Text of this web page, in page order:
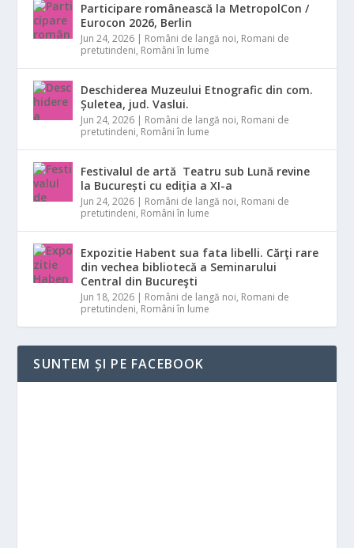
Participare românească la MetropolCon /
Eurocon 2026, Berlin
Jun 24, 2026 | Români de langă noi, Romani de
pretutindeni, Români în lume
Deschiderea Muzeului Etnografic din com.
Șuletea, jud. Vaslui.
Jun 24, 2026 | Români de langă noi, Romani de
pretutindeni, Români în lume
Festivalul de artă Teatru sub Lună revine
la București cu ediția a XI-a
Jun 24, 2026 | Români de langă noi, Romani de
pretutindeni, Români în lume
Expozitie Habent sua fata libelli. Cărţi rare
din vechea bibliotecă a Seminarului
Central din Bucureşti
Jun 18, 2026 | Români de langă noi, Romani de
pretutindeni, Români în lume
SUNTEM ȘI PE FACEBOOK